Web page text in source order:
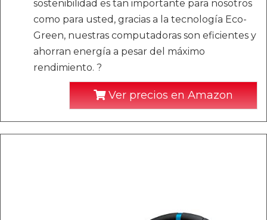
sostenibilidad es tan importante para nosotros
como para usted, gracias a la tecnología Eco-
Green, nuestras computadoras son eficientes y
ahorran energía a pesar del máximo
rendimiento. ?
Ver precios en Amazon